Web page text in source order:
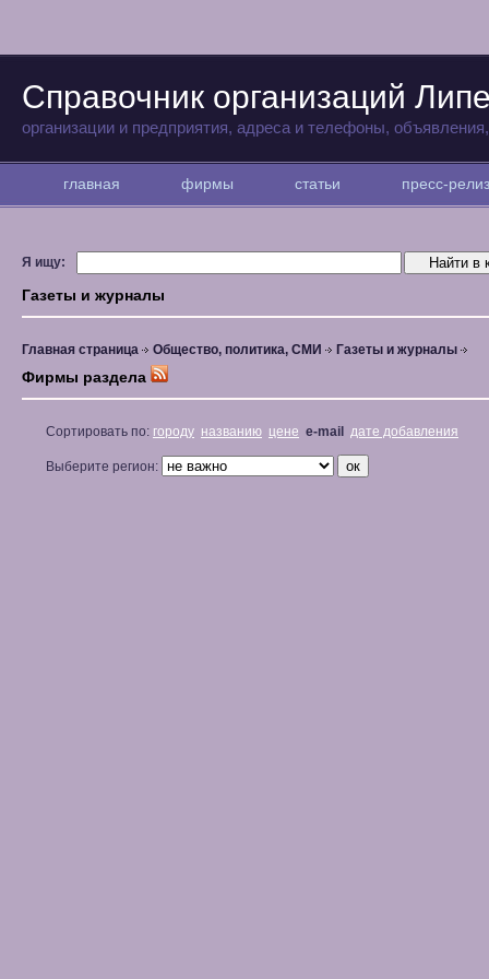
Справочник организаций
организации и предприятия, адреса и телефоны,
главная фирмы статьи пресс-
Я ищу:
Газеты и журналы
Главная страница Общество, политика, СМИ Газеты и журналы
Фирмы раздела
Сортировать по: городу названию цене e-mail дате добавления
Выберите регион: